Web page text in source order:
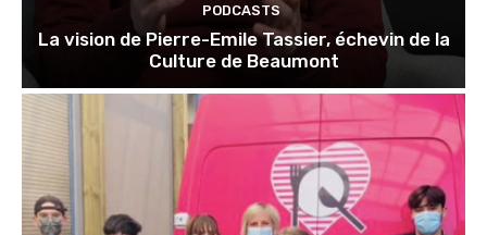
PODCASTS
La vision de Pierre-Emile Tassier, échevin de la
Culture de Beaumont